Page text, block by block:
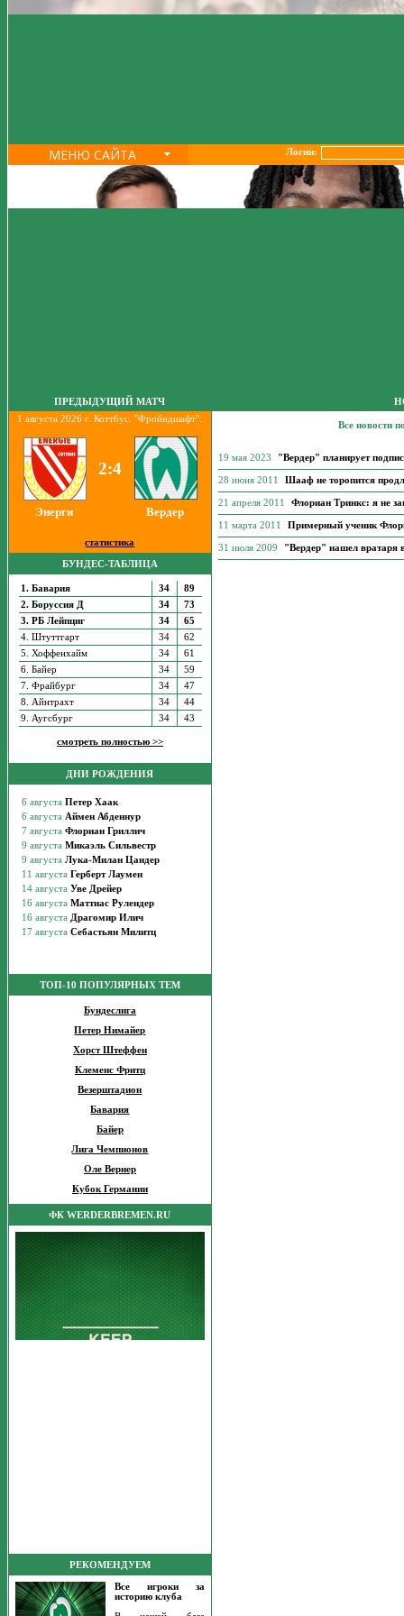
МЕНЮ САЙТА Логин:
ПРЕДЫДУЩИЙ МАТЧ
1 августа 2026 г. Коттбус. "Фройндшафт".
2:4
Энерги Вердер
статистика
БУНДЕС-ТАБЛИЦА
1. Бавария 34
89
2. Боруссия Д
34
73
3. РБ Лейпциг
34
65
4. Штуттгарт
34
62
5. Хоффенхайм
34
61
6. Байер
34
59
7. Фрайбург
34
47
8. Айнтрахт
34
44
9. Аугсбург
34 43
смотреть полностью >>
ДНИ РОЖДЕНИЯ
ТОП-10 ПОПУЛЯРНЫХ ТЕМ
Бундеслига
Петер Нимайер
Хорст Штеффен
Клеменс Фритц
Везерштадион
Бавария
Байер
Лига Чемпионов
Оле Вернер
Кубок Германии
ФК WERDERBREMEN.RU
РЕКОМЕНДУЕМ
Все игроки за
историю клуба
Все новости
19 мая 2023 "Вердер" планирует
28 июня 2011 Шааф не торопится
21 апреля 2011 Флориан Тринкс: я не
11 марта 2011 Примерный ученик
31 июля 2009 "Вердер" нашел вратаря